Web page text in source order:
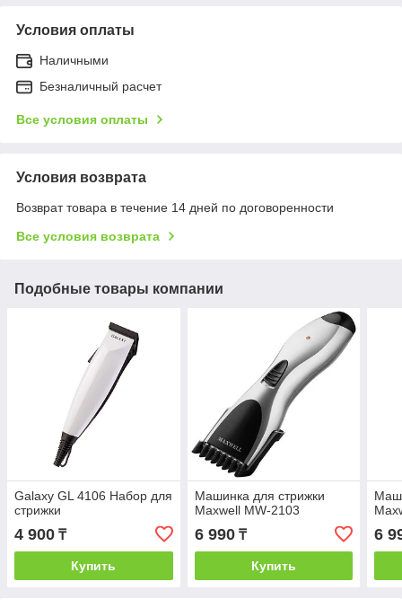
Условия оплаты
Наличными
Безналичный расчет
Все условия оплаты
Условия возврата
Возврат товара в течение 14 дней по договоренности
Все условия возврата
Подобные товары компании
Galaxy GL 4106 Набор для
стрижки
4 900 ₸
Купить
Машинка для стрижки
Maxwell MW-2103
6 990₸
Купить
6